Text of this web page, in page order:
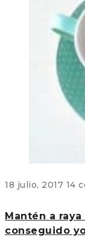
18 julio, 2017 14
Mantén a
conseguido